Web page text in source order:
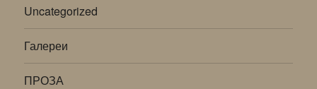
Uncategorized
Галереи
ПРОЗА